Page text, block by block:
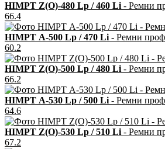
HIMPT Z(О)-480 Lp / 460 Li - Ремни
66.4
HIMPT А-500 Lp / 470 Li - Ремни
60.2
HIMPT Z(О)-500 Lp / 480 Li - Ремни
66.2
HIMPT А-530 Lp / 500 Li - Ремни
64.6
HIMPT Z(О)-530 Lp / 510 Li - Ремни
67.2